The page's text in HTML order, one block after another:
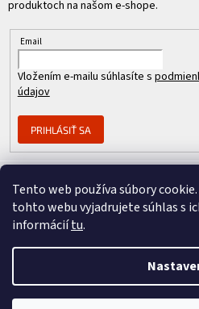
Tento web používa súbory
tohto webu vyjadrujete súhlas s
informáciítu.
produktoch na našom e-shope.
Email
Vložením e-mailu súhlasíte s
údajov
PRIHLÁSIŤ SA
Člen
REPASOVANÉ